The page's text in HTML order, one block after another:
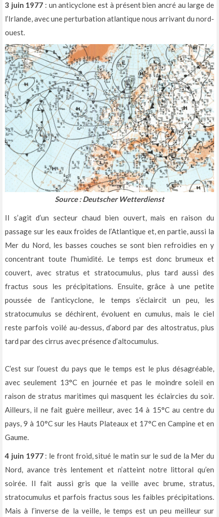
3 juin 1977 : un anticyclone est à présent bien ancré au large de
l’Irlande, avec une perturbation atlantique nous arrivant du nord-
ouest.
Source : Deutscher Wetterdienst
Il s’agit d’un secteur chaud bien ouvert, mais en raison du
passage sur les eaux froides de l’Atlantique et, en partie, aussi la
Mer du Nord, les basses couches se sont bien refroidies en y
concentrant toute l’humidité. Le temps est donc brumeux et
couvert, avec stratus et stratocumulus, plus tard aussi des
fractus sous les précipitations. Ensuite, grâce à une petite
poussée de l’anticyclone, le temps s’éclaircit un peu, les
stratocumulus se déchirent, évoluent en cumulus, mais le ciel
reste parfois voilé au-dessus, d’abord par des altostratus, plus
tard par des cirrus avec présence d’altocumulus.
C’est sur l’ouest du pays que le temps est le plus désagréable,
avec seulement 13°C en journée et pas le moindre soleil en
raison de stratus maritimes qui masquent les éclaircies du soir.
Ailleurs, il ne fait guère meilleur, avec 14 à 15°C au centre du
pays, 9 à 10°C sur les Hauts Plateaux et 17°C en Campine et en
Gaume.
4 juin 1977: le front froid, situé le matin sur le sud de la Mer du
Nord, avance très lentement et n’atteint notre littoral qu’en
soirée. Il fait aussi gris que la veille avec brume, stratus,
stratocumulus et parfois fractus sous les faibles précipitations.
Mais à l’inverse de la veille, le temps est un peu meilleur sur